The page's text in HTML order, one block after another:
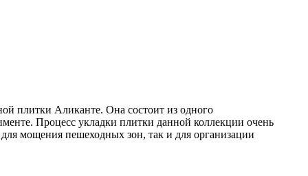
плитки Аликанте. Она состоит из одного
Процесс укладки плитки данной коллекции очень
мощения пешеходных зон, так и для организации